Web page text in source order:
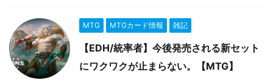
MTG MTGカード情報 雑記
【EDH/統率者】今後発売される新セット
にワクワクが止まらない。【MTG】